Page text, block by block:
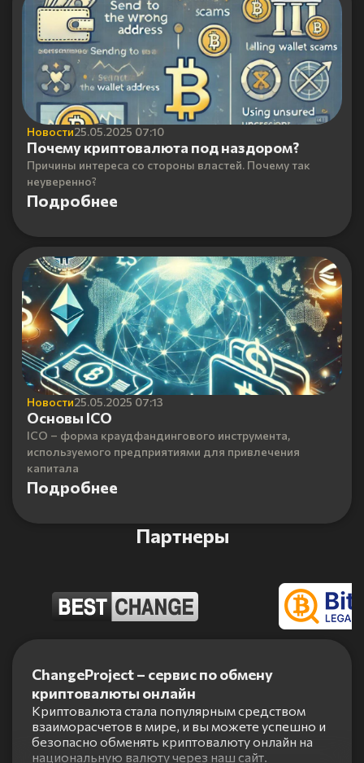
Новости25.05.2025 07:10
Почему криптовалюта под наздором?
Причины интереса со стороны властей. Почему так
неуверенно?
Подробнее
Новости25.05.2025 07:13
Основы ICO
ICO – форма краудфандингового инструмента,
используемого предприятиями для привлечения
капитала
Подробнее
Партнеры
ChangeProject – сервис по обмену
криптовалюты онлайн
Криптовалюта стала популярным средством
взаиморасчетов в мире, и вы можете успешно и
безопасно обменять криптовалюту онлайн на
национальную валюту через наш сайт.